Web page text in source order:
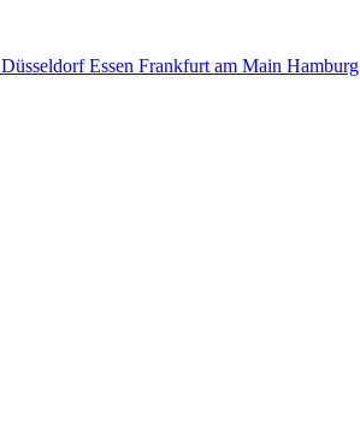
DüsseldorfEssen Frankfurt am Main Hamburg